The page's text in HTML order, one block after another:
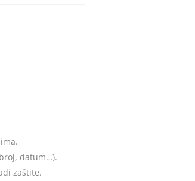
datum…).
zaštite.